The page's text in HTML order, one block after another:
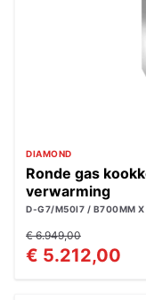
DIAMOND
Ronde gas
verwarming
D-G7/M50I7 / B700MM
€ 6.949,00
€ 5.212,00